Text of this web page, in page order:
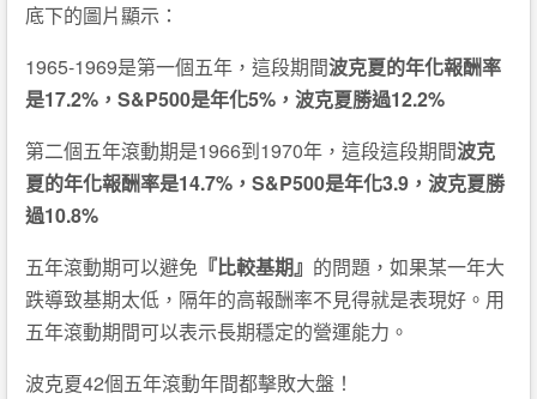
底下的圖片顯示：
1965-1969是第一個五年，這段期間波克夏的年化報酬率
是17.2%，S&P500是年化5%，波克夏勝過12.2%
第二個五年滾動期是1966到1970年，這段這段期間波克
夏的年化報酬率是14.7%，S&P500是年化3.9，波克夏勝
過10.8%
五年滾動期可以避免 『比較基期』 的問題，如果某一年大
跌導致基期太低，隔年的高報酬率不見得就是表現好。用
五年滾動期間可以表示長期穩定的營運能力。
波克夏42個五年滾動年間都擊敗大盤！